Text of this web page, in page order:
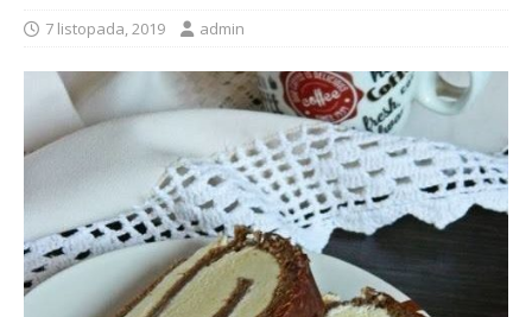
7 listopada, 2019 admin